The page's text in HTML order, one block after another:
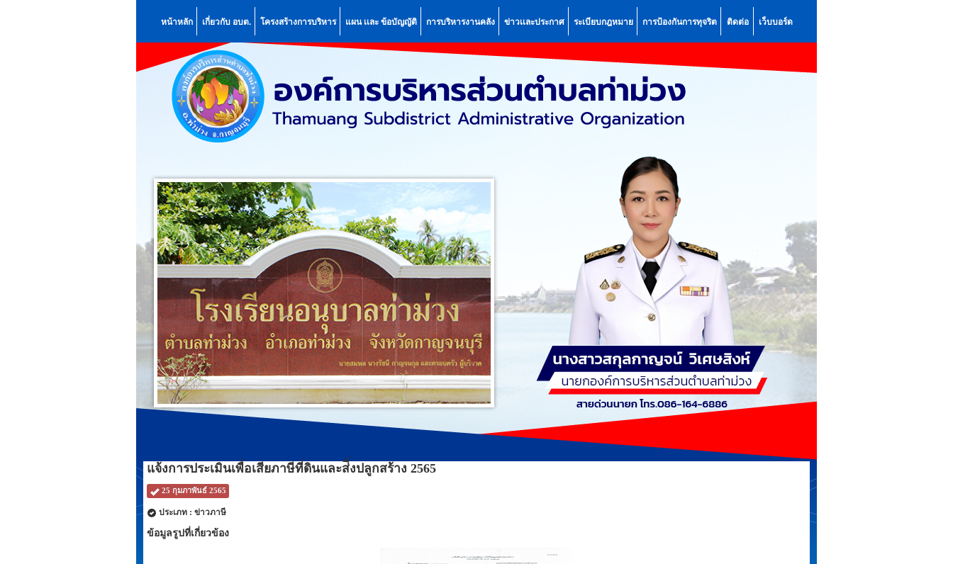
หน้าหลัก เกี่ยวกับ อบต. โครงสร้างการบริหาร แผน เเละ ข้อบัญญัติ การบริหารงานคลัง ข่าวเเละประกาศ ระเบียบกฎหมาย การป้องกันการทุจริต ติดต่อ เว็บบอร์ด
แจ้งการประเมินเพื่อเสียภาษีที่ดินและส่ิ่งปลูกสร้าง 2565
25 กุมภาพันธ์ 2565
ประเภท : ข่าวภาษี
ข้อมูลรูปที่เกี่ยวข้อง